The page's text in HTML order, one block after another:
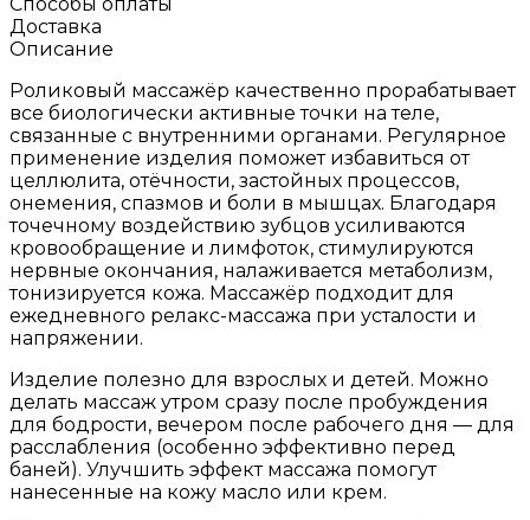
Доставка
Описание
Роликовый массажёр качественно прорабатывает
все биологически активные точки на теле,
связанные с внутренними органами. Регулярное
применение изделия поможет избавиться от
целлюлита, отёчности, застойных процессов,
онемения, спазмов и боли в мышцах. Благодаря
точечному воздействию зубцов усиливаются
кровообращение и лимфоток, стимулируются
нервные окончания, налаживается метаболизм,
тонизируется кожа. Массажёр подходит для
ежедневного релакс-массажа при усталости и
напряжении.
Изделие полезно для взрослых и детей. Можно
делать массаж утром сразу после пробуждения
для бодрости, вечером после рабочего дня — для
расслабления (особенно эффективно перед
баней). Улучшить эффект массажа помогут
нанесенные на кожу масло или крем.